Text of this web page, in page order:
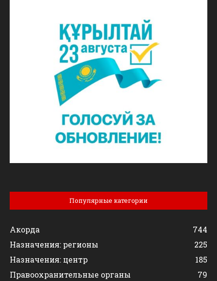
Популярные категории
Акорда
744
Назначения: регионы
225
Назначения: центр
185
Правоохранительные органы
79